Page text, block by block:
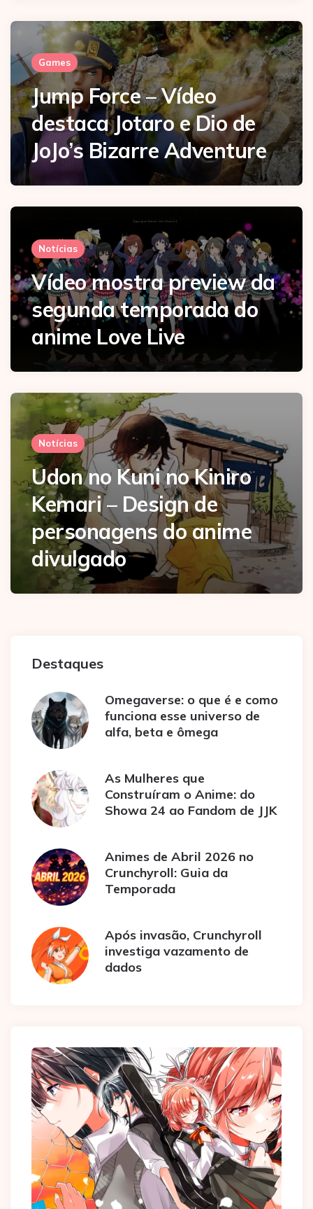
Games
Jump Force – Vídeo
destaca Jotaro e Dio de
JoJo’s Bizarre Adventure
Notícias
Vídeo mostra preview da
segunda temporada do
anime Love Live
Notícias
Udon no Kuni no Kiniro
Kemari – Design de
personagens do anime
divulgado
Destaques
Omegaverse: o que é e como
funciona esse universo de
alfa, beta e ômega
As Mulheres que
Construíram o Anime: do
Showa 24 ao Fandom de JJK
Animes de Abril 2026 no
Crunchyroll: Guia da
Temporada
Após invasão, Crunchyroll
investiga vazamento de
dados